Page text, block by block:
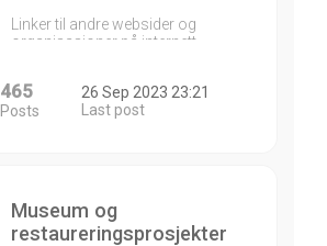
Linker til andre websider og
organisasjoner på internett…
465
Posts
26 Sep 2023 23:21
Last post
Museum og
restaureringsprosjekter